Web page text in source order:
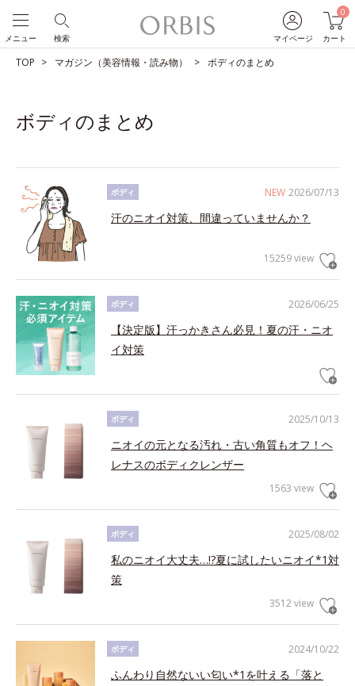
マイページ
0
カート
検索
メニュー
TOP マガジン（美容情報・読み物） ボディのまとめ
ボディのまとめ
NEW 2026/07/13
ボディ
汗のニオイ対策、間違っていませんか？
15259 view
2026/06/25
ボディ
【決定版】汗っかきさん必見！夏の汗・ニオ
イ対策
2025/10/13
ボディ
ニオイの元となる汚れ・古い角質もオフ！ヘ
レナスのボディクレンザー
1563 view
2025/08/02
ボディ
私のニオイ大丈夫…!?夏に試したいニオイ*1対
策
3512 view
2024/10/22
ボディ
ふんわり自然ないい匂い*1を叶える「落と